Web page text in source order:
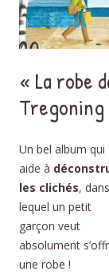
« La robe
Tregoning
Un bel album qui
aide à
les clichés, dans
lequel un petit
garçon veut
absolument
une robe !